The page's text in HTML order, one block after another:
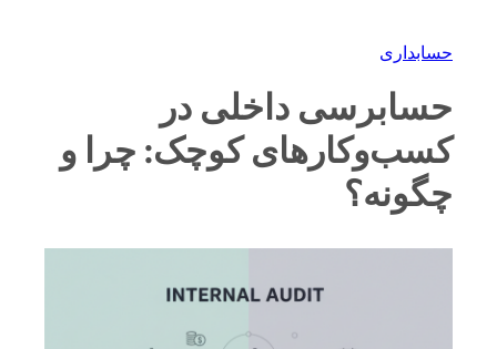
حسابداری
حسابرسی داخلی در
کسب‌وکارهای کوچک: چرا و
چگونه؟